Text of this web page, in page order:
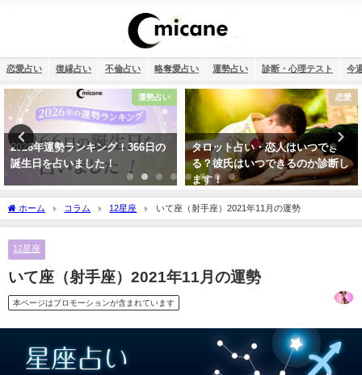
恋愛占い 復縁占い 不倫占い 略奪愛占い 運勢占い 診断・心理テスト 今
恋愛
タロット占い・恋人はいつでき
る？彼氏はいつできるのか診断し
恋愛
誕生日占い・運命の人を顔画像付
きで完全無料で鑑定します！
ホーム コラム 12星座 いて座（射手座）2021年11月の運勢
12星座
いて座（射手座）2021年11月の運勢
本ページはプロモーションが含まれています